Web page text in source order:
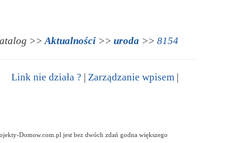
>>Aktualności >>uroda >>8154
Link nie działa ? |Zarządzanie wpisem |
Domow.com.pl jest bez dwóch zdań godna większego